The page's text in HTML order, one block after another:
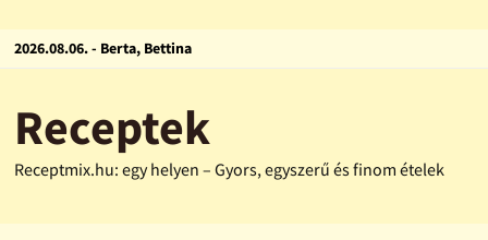
2026.08.06. - Berta, Bettina
Receptek
Receptmix.hu: egy helyen – Gyors, egyszerű és finom ételek